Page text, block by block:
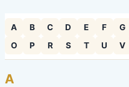
A B C D E F G
O
P R S T U V
A